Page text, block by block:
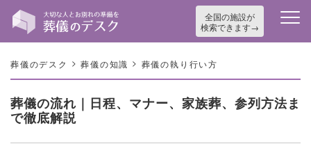
全国の施設が
検索できます
葬儀のデスク >葬儀の知識 > 葬儀の執り行い方
葬儀の流れ｜日程、マナー、家族葬、参列方法ま
で徹底解説